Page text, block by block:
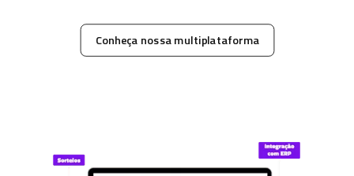
Conheça nossa multiplataforma